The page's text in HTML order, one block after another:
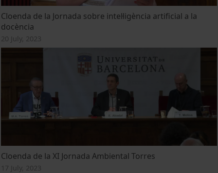
Cloenda de la Jornada sobre intel·ligència artificial a la
docència
20 July, 2023
Cloenda de la XI Jornada Ambiental Torres
17 July, 2023